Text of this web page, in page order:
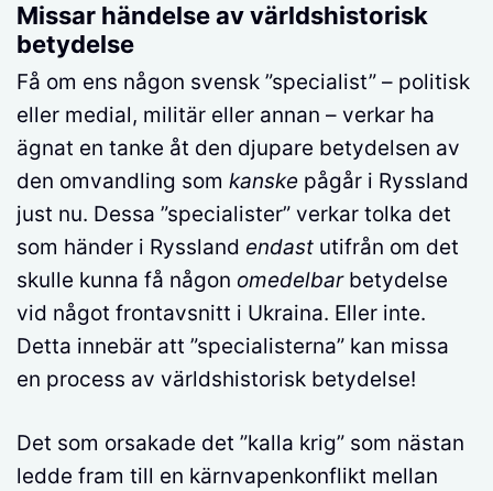
Missar händelse av världshistorisk
betydelse
Få om ens någon svensk ”specialist” – politisk
eller medial, militär eller annan – verkar ha
ägnat en tanke åt den djupare betydelsen av
den omvandling som kanske pågår i Ryssland
just nu. Dessa ”specialister” verkar tolka det
som händer i Ryssland endast utifrån om det
skulle kunna få någon omedelbarbetydelse
vid något frontavsnitt i Ukraina. Eller inte.
Detta innebär att ”specialisterna” kan missa
en process av världshistorisk betydelse!
Det som orsakade det ”kalla krig” som nästan
ledde fram till en kärnvapenkonflikt mellan